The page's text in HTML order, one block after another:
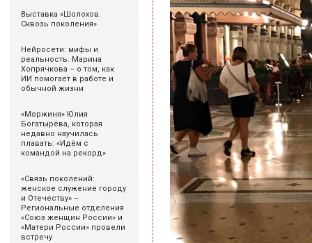
Выставка «Шолохов.
Сквозь поколения»
Нейросети: мифы и
реальность. Марина
Хопрячкова – о том, как
ИИ помогает в работе и
обычной жизни
«Моржиня» Юлия
Богатырёва, которая
недавно научилась
плавать: «Идём с
командой на рекорд»
«Связь поколений:
женское служение городу
и Отечеству» –
Региональные отделения
«Союз женщин России» и
«Матери России» провели
встречу